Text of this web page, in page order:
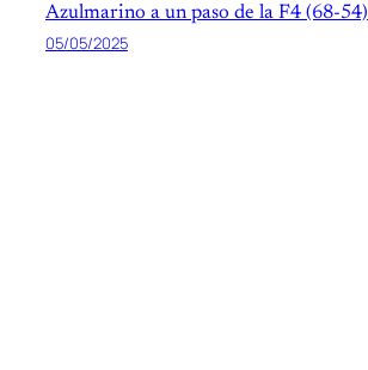
Azulmarino a un paso de la F4 (68-54)
05/05/2025